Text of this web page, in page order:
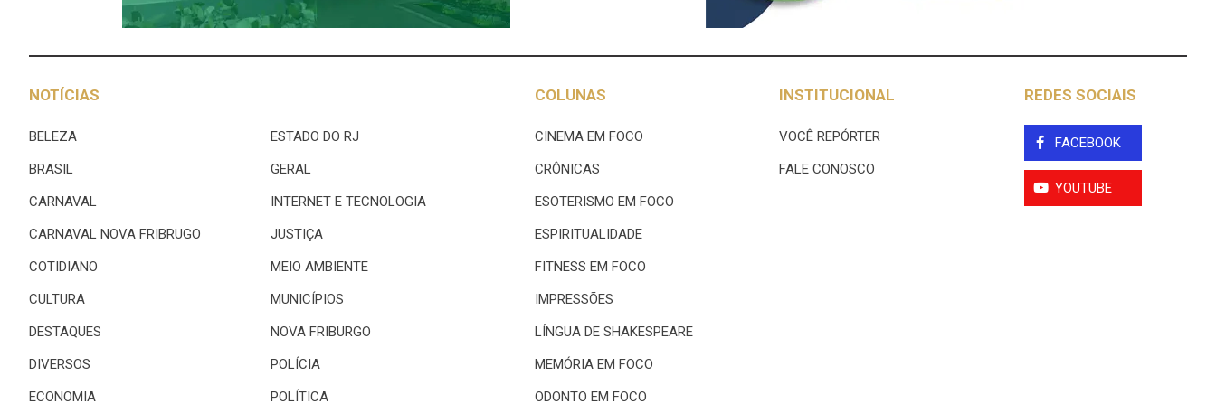
NOTÍCIAS
BELEZA
BRASIL
CARNAVAL
CARNAVAL NOVA FRIBRUGO
COTIDIANO
CULTURA
DESTAQUES
DIVERSOS
ECONOMIA
ESTADO DO RJ
GERAL
INTERNET E TECNOLOGIA
JUSTIÇA
MEIO AMBIENTE
MUNICÍPIOS
NOVA FRIBURGO
POLÍCIA
POLÍTICA
COLUNAS
CINEMA EM FOCO
CRÔNICAS
ESOTERISMO EM FOCO
ESPIRITUALIDADE
FITNESS EM FOCO
IMPRESSÕES
LÍNGUA DE SHAKESPEARE
MEMÓRIA EM FOCO
ODONTO EM FOCO
INSTITUCIONAL
VOCÊ REPÓRTER
FALE CONOSCO
REDES SOCIAIS
FACEBOOK
YOUTUBE